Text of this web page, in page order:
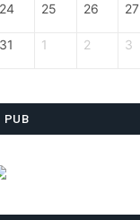
24 25 26 27
31 1 2 3
PUB